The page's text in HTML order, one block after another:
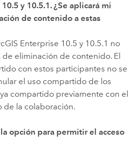
10.5 y 10.5.1 . ¿Se aplicará mi
de contenido a estas
Enterprise 10.5 y 10.5.1 no
eliminación de contenido. El
con estos participantes no se
el uso compartido de los
compartido previamente con el
de la colaboración.
opción para permitir el acceso